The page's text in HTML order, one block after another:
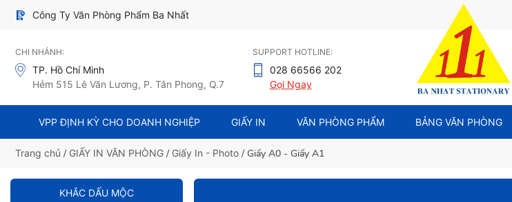
Công Ty Văn Phòng Phẩm Ba Nhất
CHI NHÁNH:
TP. Hồ Chí Minh
Hẻm 515 Lê Văn Lương, P. Tân Phong, Q.7
SUPPORT HOTLINE:
028 66566 202
Gọi Ngay
VPP ĐỊNH KỲ CHO DOANH NGHIỆP GIẤY IN VĂN PHÒNG PHẨM BẢNG VĂN PHÒNG
Trang chủ / GIẤY IN VĂN PHÒNG / Giấy In - Photo / Giấy A0 - Giấy A1
KHẮC DẤU MỘC